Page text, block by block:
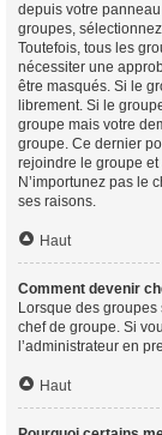
depuis votre
groupes,
Toutefois, tous les
nécessiter une
être masqués. Si le
librement. Si le
groupe mais votre
groupe. Ce dernier
rejoindre le groupe
N’importunez pas le
ses raisons.
Haut
Comment devenir
Lorsque des groupes
chef de groupe. Si
l’administrateur en
Haut